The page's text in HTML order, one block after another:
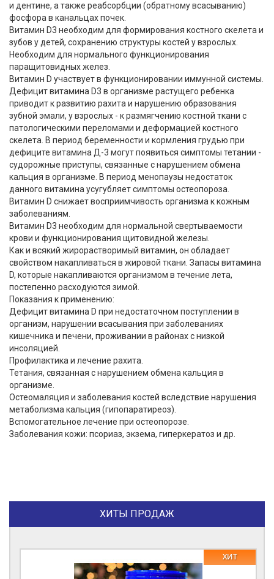
и дентине, а также реабсорбции (обратному всасыванию)
фосфора в канальцах почек.
Витамин D3 необходим для формирования костного скелета и
зубов у детей, сохранению структуры костей у взрослых.
Необходим для нормального функционирования
паращитовидных желез.
Витамин D участвует в функционировании иммунной системы.
Дефицит витамина D3 в организме растущего ребенка
приводит к развитию рахита и нарушению образования
зубной эмали, у взрослых - к размягчению костной ткани с
патологическими переломами и деформацией костного
скелета. В период беременности и кормления грудью при
дефиците витамина Д-3 могут появиться симптомы тетании -
судорожные приступы, связанные с нарушением обмена
кальция в организме. В период менопаузы недостаток
данного витамина усугубляет симптомы остеопороза.
Витамин D снижает восприимчивость организма к кожным
заболеваниям.
Витамин D3 необходим для нормальной свертываемости
крови и функционирования щитовидной железы.
Как и всякий жирорастворимый витамин, он обладает
свойством накапливаться в жировой ткани. Запасы витамина
D, которые накапливаются организмом в течение лета,
постепенно расходуются зимой.
Показания к применению:
Дефицит витамина D при недостаточном поступлении в
организм, нарушении всасывания при заболеваниях
кишечника и печени, проживании в районах с низкой
инсоляцией.
Профилактика и лечение рахита.
Тетания, связанная с нарушением обмена кальция в
организме.
Остеомаляция и заболевания костей вследствие нарушения
метаболизма кальция (гипопаратиреоз).
Вспомогательное лечение при остеопорозе.
Заболевания кожи: псориаз, экзема, гиперкератоз и др.
ХИТЫ ПРОДАЖ
ХИТ